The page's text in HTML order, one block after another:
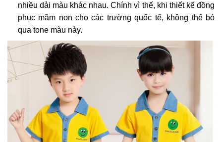
nhiều dải màu khác nhau. Chính vì thế, khi thiết kế đồng
phục mầm non cho các trường quốc tế, không thể bỏ
qua tone màu này.